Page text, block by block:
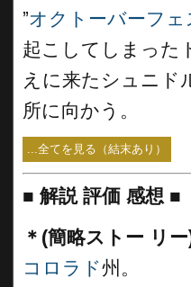
”オクトーバーフェ
起こしてしまった
えに来たシュニド
所に向かう。
...全てを見る（結末あり）
■ 解説 評価 感想 ■
＊(簡略ストー リ
コロラド州。